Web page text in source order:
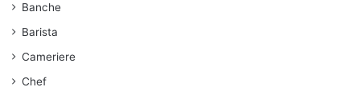
Banche
Barista
Cameriere
Chef